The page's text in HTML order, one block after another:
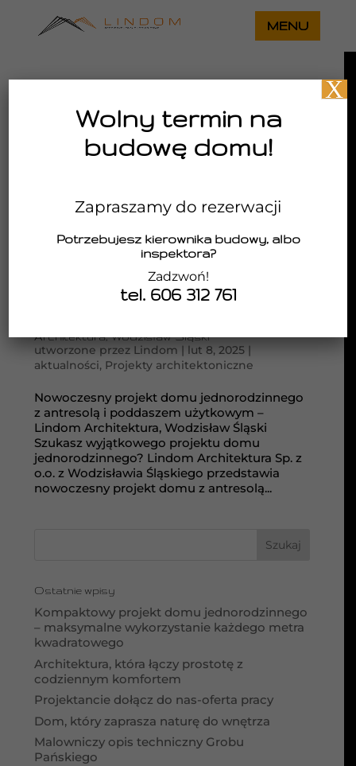
Architektura, Wodzisław Śląski
utworzone przez Lindom lut 8, 2025
aktualności, Projekty architektoniczne
Nowoczesny projekt domu jednorodzinnego
z antresolą i poddaszem użytkowym –
Lindom Architektura, Wodzisław Śląski
Szukasz wyjątkowego projektu domu
jednorodzinnego? Lindom Architektura Sp. z
o.o. z Wodzisławia Śląskiego przedstawia
nowoczesny projekt domu z antresolą...
Ostatnie wpisy
Kompaktowy projekt domu jednorodzinnego
– maksymalne wykorzystanie każdego metra
kwadratowego
Architektura, która łączy prostotę z
codziennym komfortem
Projektancie dołącz do nas-oferta pracy
Dom, który zaprasza naturę do wnętrza
Malowniczy opis techniczny Grobu
Pańskiego
Wolny termin na
budowę domu!
Zapraszamy do rezerwacji
Potrzebujesz kierownika budowy, albo
inspektora?
Zadzwoń!
tel. 606 312 761
X